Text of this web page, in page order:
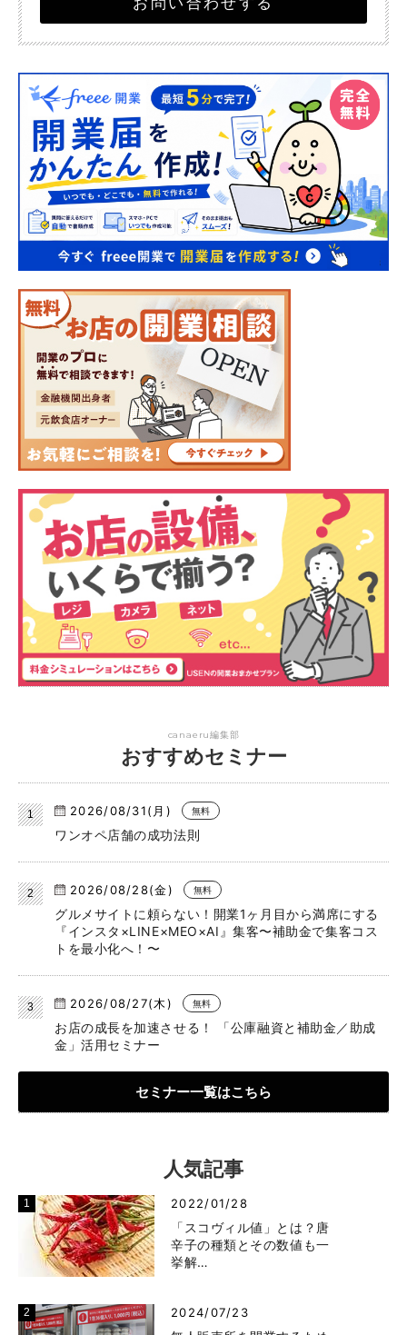
canaeru編集部
おすすめセミナー
2026/08/31(月) 無料
ワンオペ店舗の成功法則
2026/08/28(金) 無料
グルメサイトに頼らない！開業1ヶ月目から満席にする
『インスタ×LINE×MEO×AI』集客〜補助金で集客コス
トを最小化へ！〜
2026/08/27(木) 無料
お店の成長を加速させる！ 「公庫融資と補助金／助成
金」活用セミナー
セミナー一覧はこちら
人気記事
2022/01/28
「スコヴィル値」とは？唐
辛子の種類とその数値も一
挙解…
2024/07/23